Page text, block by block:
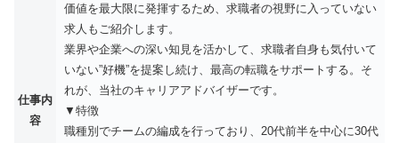
仕事内
容
価値を最大限に発揮するため、求職者の視野に入っていない
求人もご紹介します。
業界や企業への深い知見を活かして、求職者自身も気付いて
いない”好機”を提案し続け、最高の転職をサポートする。そ
れが、当社のキャリアアドバイザーです。
▼特徴
職種別でチームの編成を行っており、20代前半を中心に30代